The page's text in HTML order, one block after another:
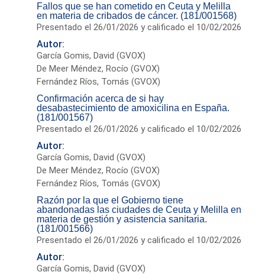
Fallos que se han cometido en Ceuta y Melilla
en materia de cribados de cáncer. (181/001568)
Presentado el 26/01/2026 y calificado el 10/02/2026
Autor:
García Gomis, David (GVOX)
De Meer Méndez, Rocío (GVOX)
Fernández Ríos, Tomás (GVOX)
Confirmación acerca de si hay
desabastecimiento de amoxicilina en España.
(181/001567)
Presentado el 26/01/2026 y calificado el 10/02/2026
Autor:
García Gomis, David (GVOX)
De Meer Méndez, Rocío (GVOX)
Fernández Ríos, Tomás (GVOX)
Razón por la que el Gobierno tiene
abandonadas las ciudades de Ceuta y Melilla en
materia de gestión y asistencia sanitaria.
(181/001566)
Presentado el 26/01/2026 y calificado el 10/02/2026
Autor:
García Gomis, David (GVOX)